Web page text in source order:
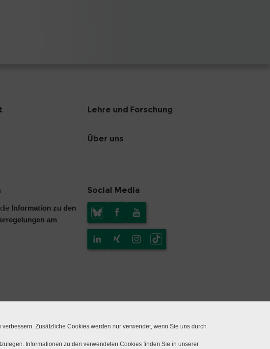
Lehre und Forschung
Über uns
Information zu den
am
Social Media
Zusätzliche Cookies werden nur verwendet, wenn Sie uns durch
Informationen zu den verwendeten Cookies finden Sie in unserer